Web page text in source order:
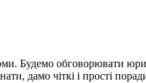
Будемо обговорювати
дамо чіткі і прості